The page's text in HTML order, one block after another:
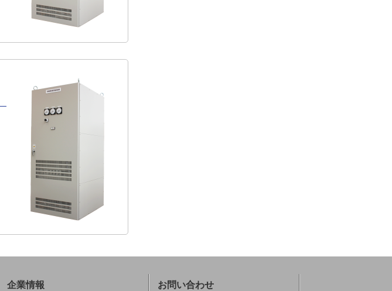
企業情報 お問い合わせ